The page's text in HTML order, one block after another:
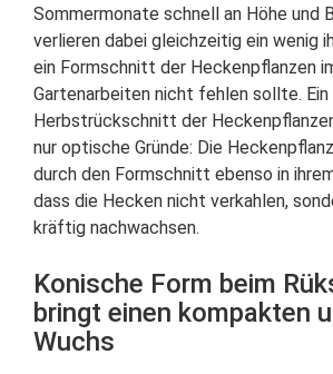
Sommermonate schnell an Höhe und
verlieren dabei gleichzeitig ein wenig
ein Formschnitt der Heckenpflanzen
Gartenarbeiten nicht fehlen sollte.
Herbstrückschnitt der
nur optische Gründe: Die
durch den Formschnitt ebenso in
dass die Hecken nicht verkahlen,
kräftig nachwachsen.
Konische Form beim
bringt einen kompakten
Wuchs